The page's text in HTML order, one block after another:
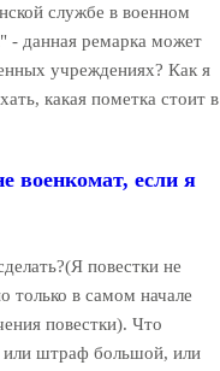
службе в военном
- данная ремарка может
учреждениях? Как я
какая пометка стоит в
военкомат, если я
повестки не
только в самом начале
повестки). Что
штраф большой, или